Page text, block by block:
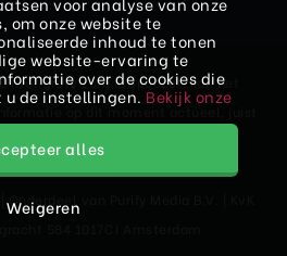
met grote zorg is opgezet, kan het
op dit moment actueel, juist
kan er aan teksten, prijzen en/of
rechten worden ontleend.
Onderdeel van
om onze website te
inhoud te tonen
website-ervaring te
over de cookies die
u de instellingen. Bekijk onze
alles
Weigeren